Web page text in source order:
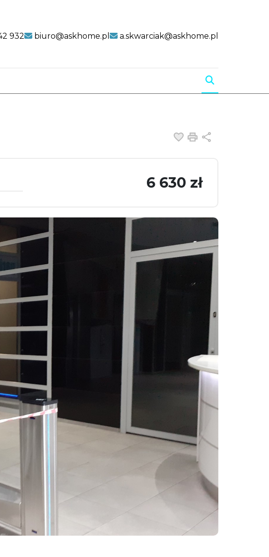
932 biuro@askhome.pl a.skwarciak@askhome.pl
Dodaj do
Drukuj
6 630 zł